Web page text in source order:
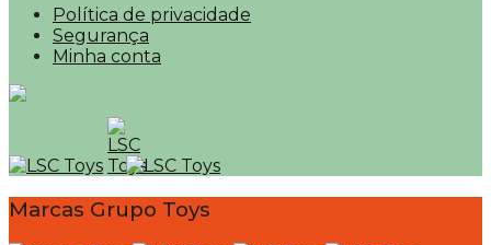
Política de privacidade
Segurança
Minha conta
Marcas Grupo Toys